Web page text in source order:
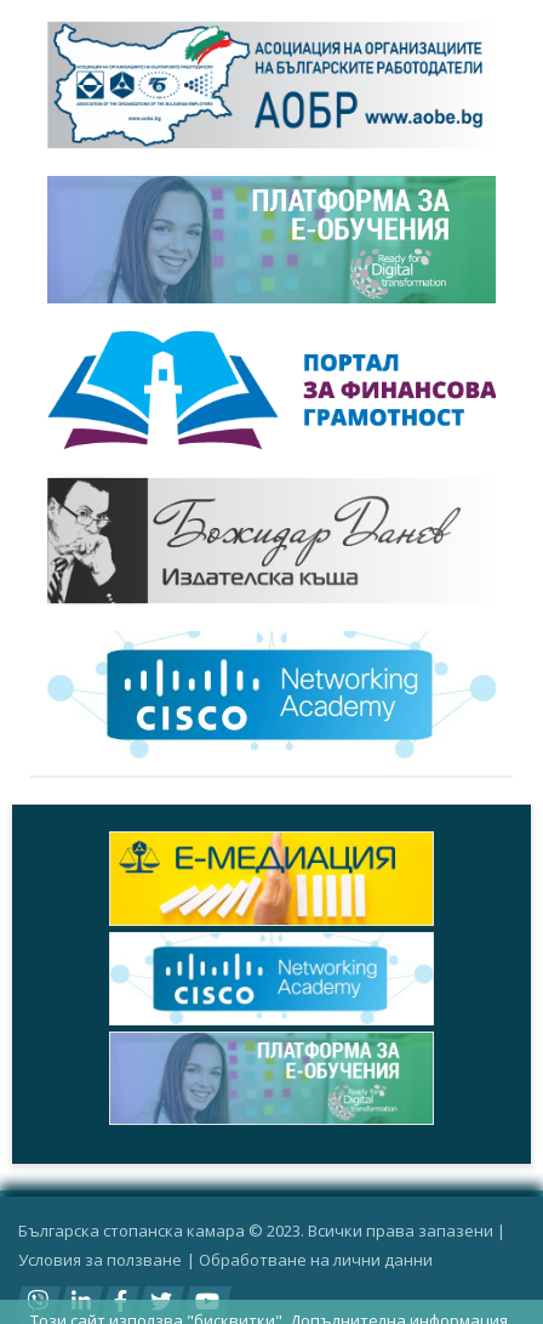
Българска стопанска камара © 2023. Всички права запазени |
Условия за ползване | Oбработване на лични данни